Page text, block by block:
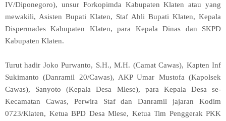
IV/Diponegoro), unsur Forkopimda Kabupaten Klaten atau yang
mewakili, Asisten Bupati Klaten, Staf Ahli Bupati Klaten, Kepala
Dispermades Kabupaten Klaten, para Kepala Dinas dan SKPD
Kabupaten Klaten.
Turut hadir Joko Purwanto, S.H., M.H. (Camat Cawas), Kapten Inf
Sukimanto (Danramil 20/Cawas), AKP Umar Mustofa (Kapolsek
Cawas), Sanyoto (Kepala Desa Mlese), para Kepala Desa se-
Kecamatan Cawas, Perwira Staf dan Danramil jajaran Kodim
0723/Klaten, Ketua BPD Desa Mlese, Ketua Tim Penggerak PKK